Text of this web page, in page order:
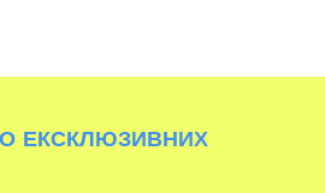
ЕКСКЛЮЗИВНИХ